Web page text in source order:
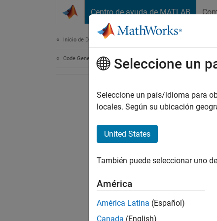
Centro de ayuda de MATLAB
Inicio de Documentación
Code Generation Seleccione un
Seleccione un país/idioma para
locales. Según su ubicación
United States
También puede seleccionar uno
América
América Latina (Español)
Canada (English)